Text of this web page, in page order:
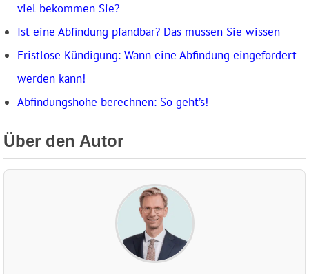
viel bekommen Sie?
Ist eine Abfindung pfändbar? Das müssen Sie wissen
Fristlose Kündigung: Wann eine Abfindung eingefordert
werden kann!
Abfindungshöhe berechnen: So geht’s!
Über den Autor